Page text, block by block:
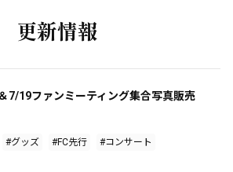
更新情報
7/19ファンミーティング集合写真販売
#グッズ #FC先行 #コンサート